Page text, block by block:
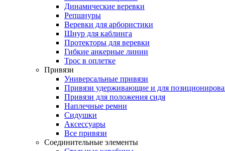
Динамические веревки
Репшнуры
Веревки для арбористики
Шнур для каблинга
Протекторы для веревки
Гибкие анкерные линии
Трос в оплетке
Привязи
Универсальные привязи
Привязи удерживающие и для
Привязи для положения сидя
Наплечные ремни
Сидушки
Аксессуары
Все привязи
Соединительные элементы